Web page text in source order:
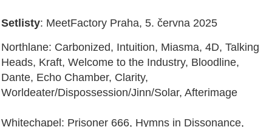
Setlisty: MeetFactory Praha, 5. června 2025
Northlane: Carbonized, Intuition, Miasma, 4D, Talking
Heads, Kraft, Welcome to the Industry, Bloodline,
Dante, Echo Chamber, Clarity,
Worldeater/Dispossession/Jinn/Solar, Afterimage
Whitechapel: Prisoner 666, Hymns in Dissonance,